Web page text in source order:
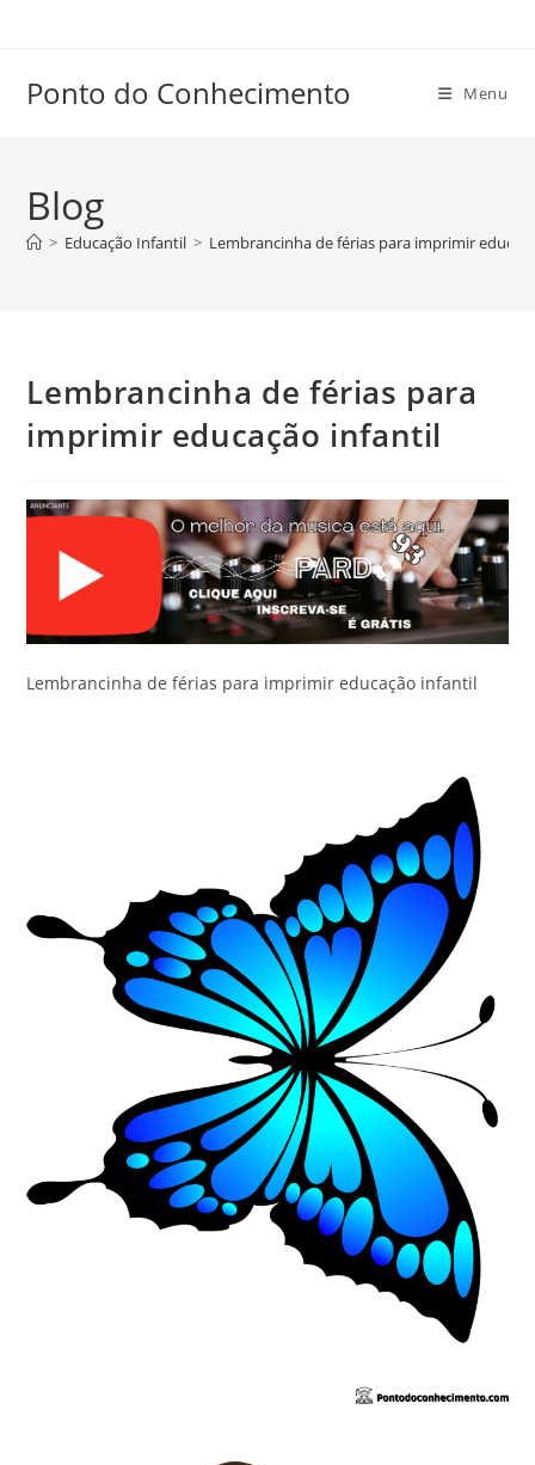
conteúdo
Ponto do Conhecimento Menu
Blog
> Educação Infantil > Lembrancinha de férias para imprimir
Lembrancinha de férias para
imprimir educação infantil
Lembrancinha de férias para imprimir educação infantil